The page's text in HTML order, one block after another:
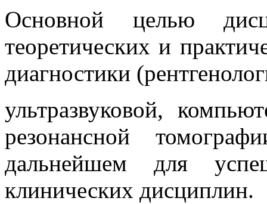
Основной целью
теоретических и
диагностики
ультразвуковой,
резонансной
дальнейшем для
клинических дисциплин.